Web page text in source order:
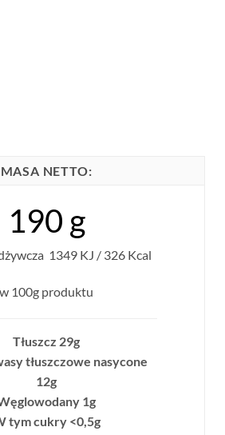
MASA NETTO:
190 g
1349 KJ / 326 Kcal
w 100g produktu
Tłuszcz 29g
tłuszczowe nasycone
12g
1g
tym cukry <0,5g